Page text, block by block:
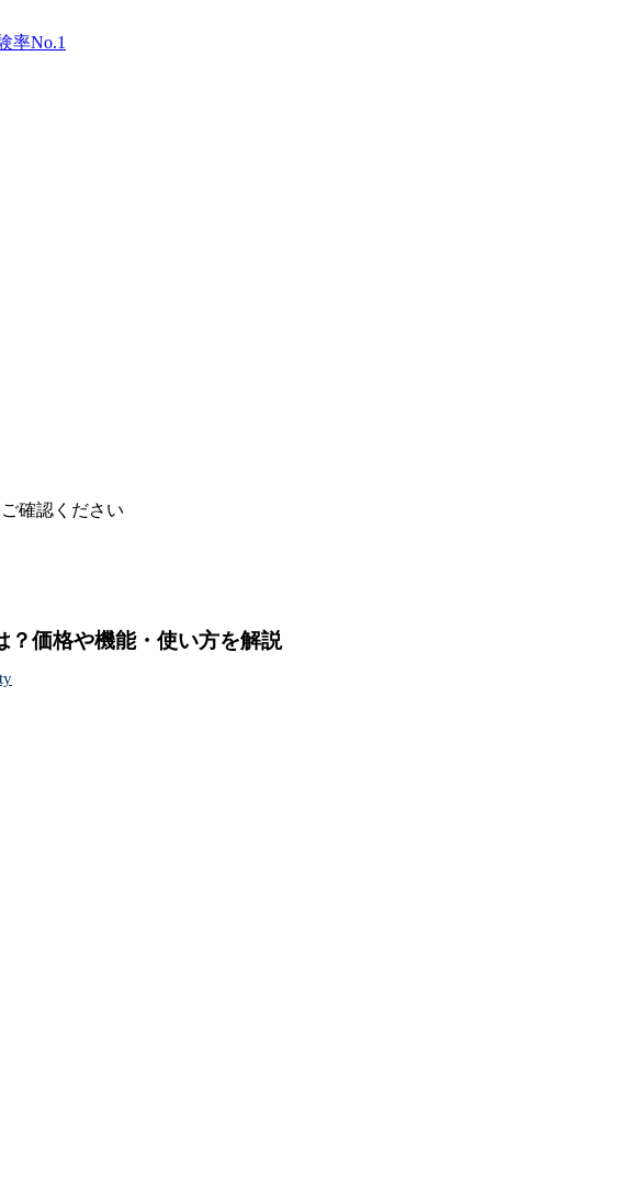
率No.1
確認ください
価格や機能・使い方を解説